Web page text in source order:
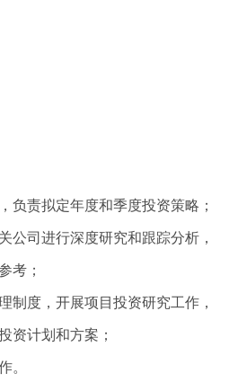
负责拟定年度和季度投资策略；
公司进行深度研究和跟踪分析，
考；
制度，开展项目投资研究工作，
资计划和方案；
。